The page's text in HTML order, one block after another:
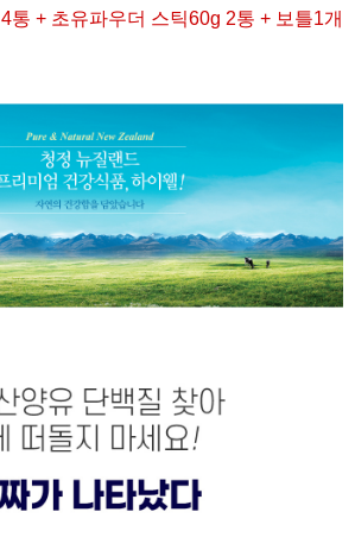
통 + 초유파우더 스틱60g 2통 + 보틀1개